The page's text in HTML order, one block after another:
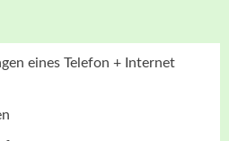
eines Telefon + Internet